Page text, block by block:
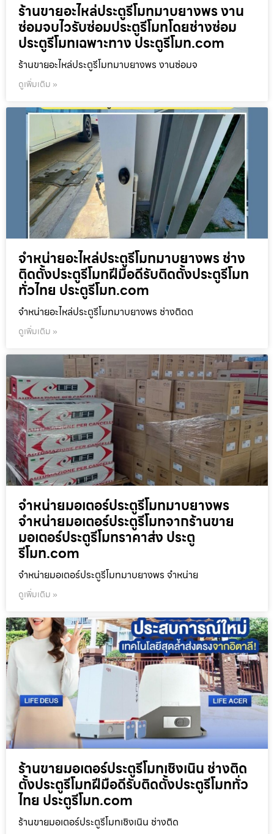
ร้านขายอะไหล่ประตูรีโมทมาบยางพร งาน
ซ่อมจบไวรับซ่อมประตูรีโมทโดยช่างซ่อม
ประตูรีโมทเฉพาะทาง ประตูรีโมท.com
ร้านขายอะไหล่ประตูรีโมทมาบยางพร งานซ่อมจ
ดูเพิ่มเติม »
จำหน่ายอะไหล่ประตูรีโมทมาบยางพร ช่าง
ติดตั้งประตูรีโมทฝีมือดีรับติดตั้งประตูรีโมท
ทั่วไทย ประตูรีโมท.com
จำหน่ายอะไหล่ประตูรีโมทมาบยางพร ช่างติดต
ดูเพิ่มเติม »
จำหน่ายมอเตอร์ประตูรีโมทมาบยางพร
จำหน่ายมอเตอร์ประตูรีโมทจากร้านขาย
มอเตอร์ประตูรีโมทราคาส่ง ประตู
รีโมท.com
จำหน่ายมอเตอร์ประตูรีโมทมาบยางพร จำหน่าย
ดูเพิ่มเติม »
ร้านขายมอเตอร์ประตูรีโมทเชิงเนิน ช่างติด
ตั้งประตูรีโมทฝีมือดีรับติดตั้งประตูรีโมททั่ว
ไทย ประตูรีโมท.com
ร้านขายมอเตอร์ประตูรีโมทเชิงเนิน ช่างติด